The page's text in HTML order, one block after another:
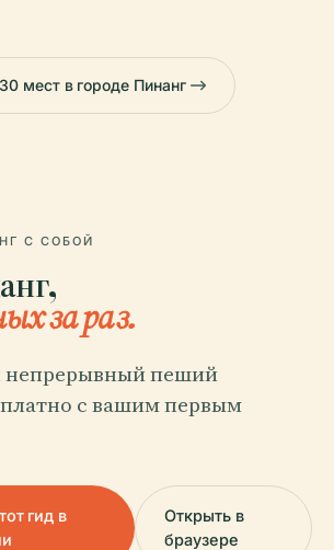
мест в городе Пинанг
С СОБОЙ
за раз.
непрерывный пеший
с вашим первым
гид в
Открыть в
браузере